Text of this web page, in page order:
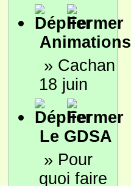
Animations
» Cachan
18 juin
Le GDSA
» Pour
quoi faire